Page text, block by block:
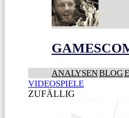
ANALYSENBLOG
VIDEOSPIELE
ZUFÄLLIG